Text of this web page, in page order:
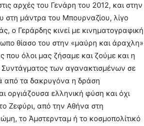
αρχές του Γενάρη του 2012, και στην
στη μάντρα του Μπουρναζίου, λίγο
ο Γεράρδης κινεί με κινηματογραφική
θίασο του στην «μαύρη και άραχλη»
που όλοι μας ζήσαμε και ζούμε και η
των αγανακτισμένων σε
από τα δακρυγόνα η δράση
οργιάζουσα ελληνική φύση και όχι
Ζεφύρι, από την Αθήνα στη
το Άμστερνταμ ή το κοσμοπολίτικό